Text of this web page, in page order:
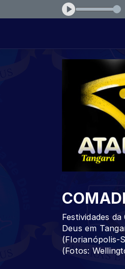
tu-me-amas-43a71a
Festividades
Deus em
(Florianópolis-
(Fotos: